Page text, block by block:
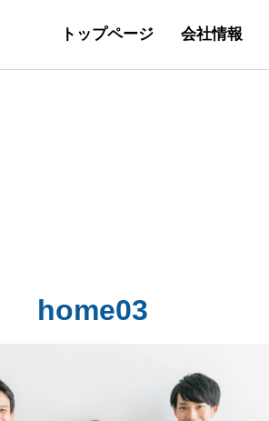
トップページ 会社情報
home03